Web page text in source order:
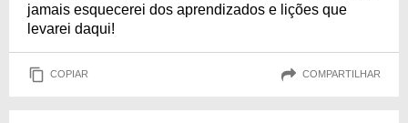
jamais esquecerei dos aprendizados e lições que
levarei daqui!
COPIAR COMPARTILHAR